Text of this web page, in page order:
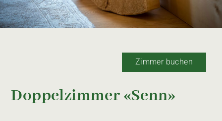
Doppelzimmer «Senn»
Zimmer buchen